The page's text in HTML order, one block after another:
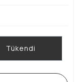
Tükendi